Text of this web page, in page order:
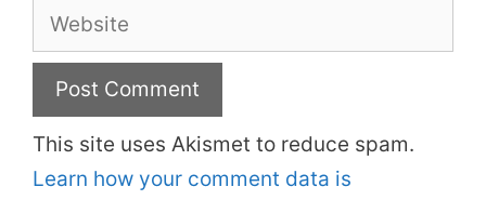
Website
This site uses Akismet to reduce spam.
Learn how your comment data is